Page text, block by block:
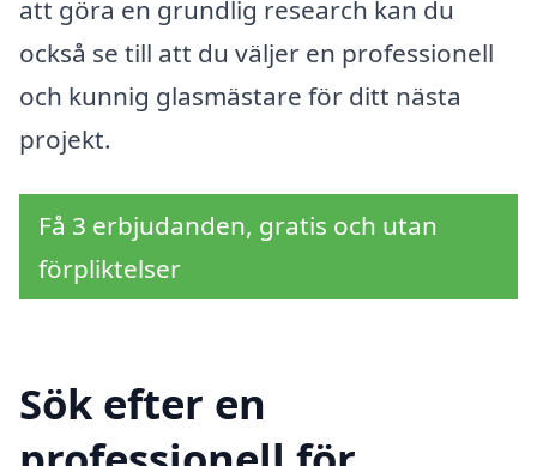
att göra en grundlig research kan du
också se till att du väljer en professionell
och kunnig glasmästare för ditt nästa
projekt.
Få 3 erbjudanden, gratis och utan
förpliktelser
Sök efter en